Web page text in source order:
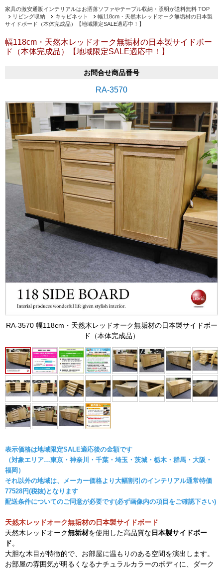
家具の激安通販インテリアルはお洒落ソファやテーブル収納・照明が送料無料 TOP
リビング収納
キャビネット
幅118cm・天然木レッドオーク無垢材の日本製
サイドボード（本体完成品）【地域限定SALE適応中！】
幅118cm・天然木レッドオーク無垢材の日本製サイドボー
ド（本体完成品）【地域限定SALE適応中！】
お問合せ商品番号
RA-3570
RA-3570 幅118cm・天然木レッドオーク無垢材の日本製サイドボー
ド（本体完成品）
表示価格は地域限定SALE適応後の金額です
（対象エリア…東京・神奈川・千葉・埼玉・茨城・栃木・群馬・大阪・
福岡）
それ以外の地域は、メーカー価格より大幅割引のインテリアル通常特価
77528円(税抜)となります
配送条件についてのご同意が必要です(必ず画像内の項目をご確認下さい)
天然木レッドオーク無垢材の日本製サイドボード
天然木レッドオーク無垢材を使用した高品質な 日本製サイドボー
ド。
大胆な木目が特徴的で、お部屋に温もりのある空間を演出します。
お部屋の雰囲気が明るくなるナチュラルカラーのボディに、ダーク